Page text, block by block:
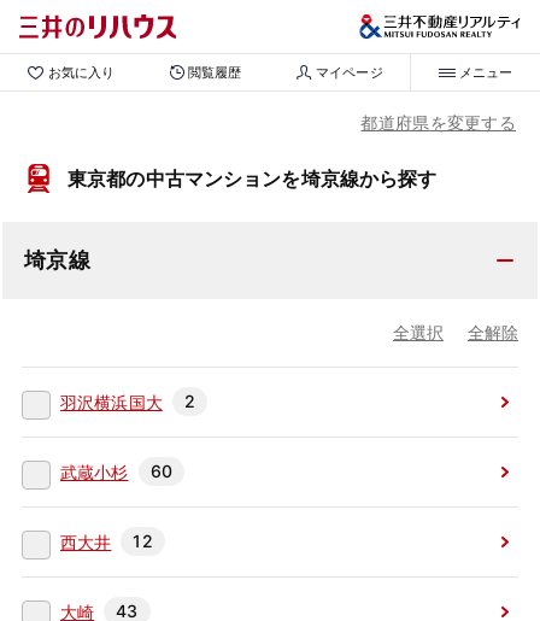
お気に入り 閲覧履歴 マイページ メニュー
都道府県を変更する
東京都の中古マンションを埼京線から探す
埼京線
全選択 全解除
羽沢横浜国大 2
武蔵小杉 60
西大井 12
大崎 43